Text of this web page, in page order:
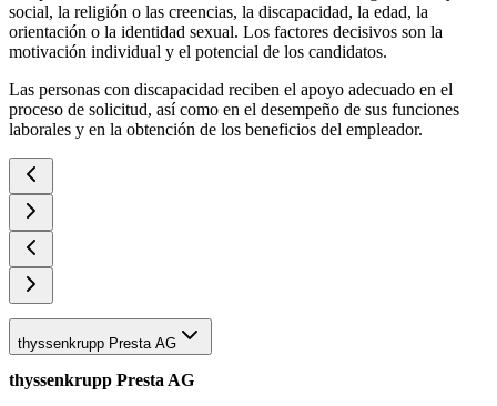
social, la religión o las creencias, la discapacidad, la edad, la
orientación o la identidad sexual. Los factores decisivos son la
motivación individual y el potencial de los candidatos.
Las personas con discapacidad reciben el apoyo adecuado en el
proceso de solicitud, así como en el desempeño de sus funciones
laborales y en la obtención de los beneficios del empleador.
thyssenkrupp Presta AG
thyssenkrupp Presta AG